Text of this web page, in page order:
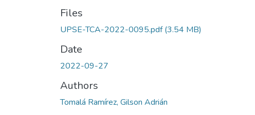
Files
UPSE-TCA-2022-0095.pdf(3.54 MB)
Date
2022-09-27
Authors
Tomalá Ramírez, Gilson Adrián